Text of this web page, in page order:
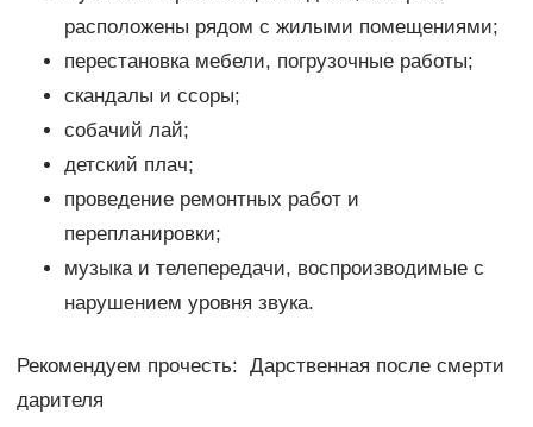
расположены рядом с жилыми помещениями;
перестановка мебели, погрузочные работы;
скандалы и ссоры;
собачий лай;
детский плач;
проведение ремонтных работ и
перепланировки;
музыка и телепередачи, воспроизводимые с
нарушением уровня звука.
Рекомендуем прочесть: Дарственная после смерти
дарителя